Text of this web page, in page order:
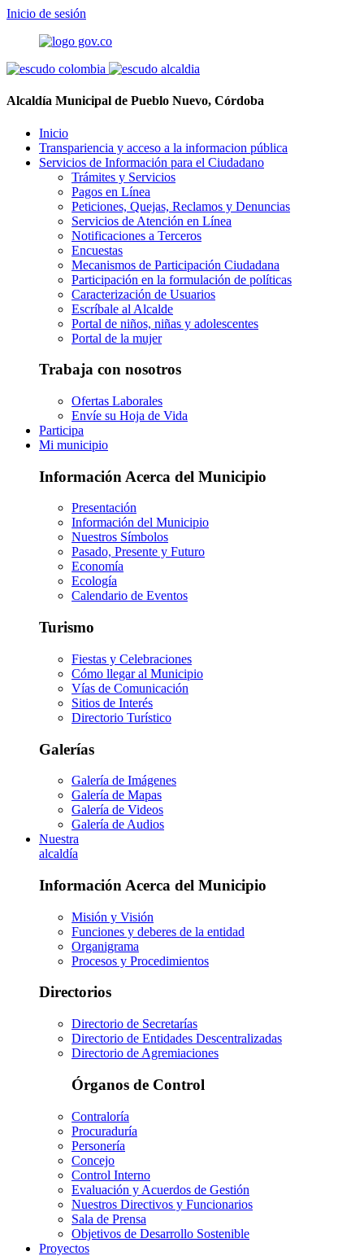
Inicio de sesión
Alcaldía Municipal de Pueblo Nuevo, Córdoba
Inicio
Transpariencia y acceso a la informacion pública
Servicios de Información para el Ciudadano
Trámites y Servicios
Pagos en Línea
Peticiones, Quejas, Reclamos y Denuncias
Servicios de Atención en Línea
Notificaciones a Terceros
Encuestas
Mecanismos de Participación Ciudadana
Participación en la formulación de políticas
Caracterización de Usuarios
Escríbale al Alcalde
Portal de niños, niñas y adolescentes
Portal de la mujer
Trabaja con nosotros
Ofertas Laborales
Envíe su Hoja de Vida
Participa
Mi municipio
Información Acerca del Municipio
Presentación
Información del Municipio
Nuestros Símbolos
Pasado, Presente y Futuro
Economía
Ecología
Calendario de Eventos
Turismo
Fiestas y Celebraciones
Cómo llegar al Municipio
Vías de Comunicación
Sitios de Interés
Directorio Turístico
Galerías
Galería de Imágenes
Galería de Mapas
Galería de Videos
Galería de Audios
Nuestra
alcaldía
Información Acerca del Municipio
Misión y Visión
Funciones y deberes de la entidad
Organigrama
Procesos y Procedimientos
Directorios
Directorio de Secretarías
Directorio de Entidades Descentralizadas
Directorio de Agremiaciones
Órganos de Control
Contraloría
Procuraduría
Personería
Concejo
Control Interno
Evaluación y Acuerdos de Gestión
Nuestros Directivos y Funcionarios
Sala de Prensa
Objetivos de Desarrollo Sostenible
Proyectos